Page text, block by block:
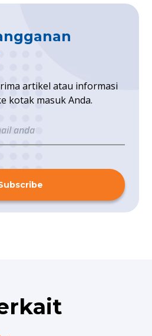
artikel atau informasi
kotak masuk Anda.